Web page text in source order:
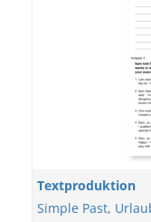
Textproduktion
Simple Past,